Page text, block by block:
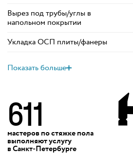
Вырез под трубы/углы в
напольном покрытии
Укладка ОСП плиты/фанеры
Показать больше
611
мастеров по стяжке пола
выполняютуслугу
в Санкт‑Петербурге